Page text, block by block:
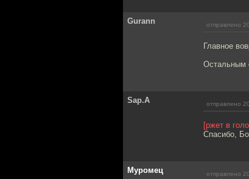
Gurann отправлено
Главное
Остальным
Sap.A отправлено
[ржет в
Спасибо,
Муромец отправлено